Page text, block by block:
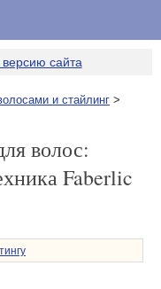
сайта
и стайлинг >
волос:
Faberlic